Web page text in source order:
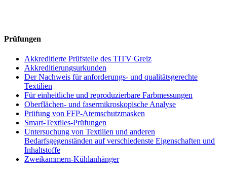
Prüfungen
Akkreditierte Prüfstelle des TITV Greiz
Akkreditierungsurkunden
Der Nachweis für anforderungs- und qualitätsgerechte
Textilien
Für einheitliche und reproduzierbare Farbmessungen
Oberflächen- und fasermikroskopische Analyse
Prüfung von FFP-Atemschutzmasken
Smart-Textiles-Prüfungen
Untersuchung von Textilien und anderen
Bedarfsgegenständen auf verschiedenste Eigenschaften und
Inhaltstoffe
Zweikammern-Kühlanhänger